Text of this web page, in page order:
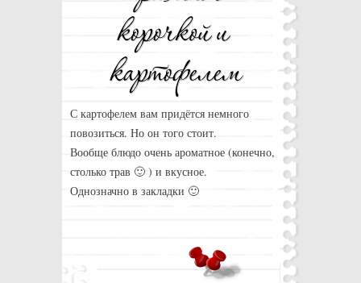
С картофелем вам придётся немного
повозиться. Но он того стоит.
Вообще блюдо очень ароматное (конечно,
столько трав 🙂 ) и вкусное.
Однозначно в закладки 🙂